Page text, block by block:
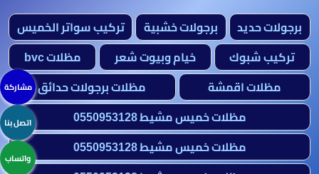
برجولات حديد برجولات خشبية
تركيب سواتر الخميس
تركيب شبوك
خيام وبيوت شعر
مظلات bvc
مظلات اقمشة
مظلات برجولات حدائق
مظلات خميس مشيط 0550953128
مظلات خميس مشيط 0550953128
مشاركة
اتصل بنا
واتساب